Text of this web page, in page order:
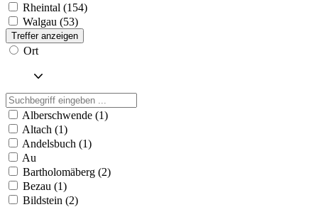
Rheintal (154)
Walgau (53)
Treffer anzeigen
Ort
Alberschwende (1)
Altach (1)
Andelsbuch (1)
Au
Bartholomäberg (2)
Bezau (1)
Bildstein (2)